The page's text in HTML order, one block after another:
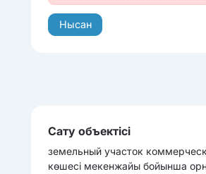
Нысан
Сату объектісі
земельный участок
көшесі мекенжайы бойынша